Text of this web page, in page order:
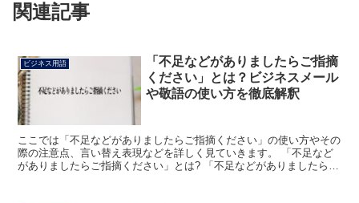
関連記事
ビジネス用語
「不足などがありましたらご指摘
ください」とは？ビジネスメール
や敬語の使い方を徹底解釈
ここでは「不足などがありましたらご指摘ください」の使い方やその
際の注意点、言い替え表現などを詳しく見ていきます。 「不足など
がありましたらご指摘ください」とは? 「不足などがありましたらご